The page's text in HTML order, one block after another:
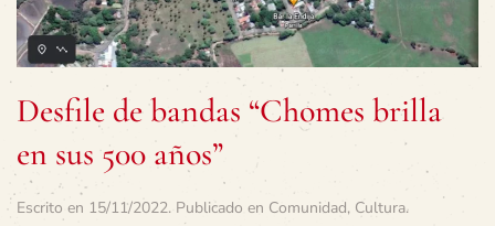
Desfile de bandas “Chomes brilla
en sus 500 años”
Escrito en 15/11/2022. Publicado en Comunidad, Cultura.